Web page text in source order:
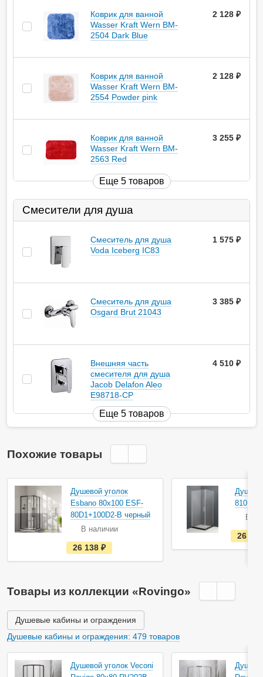
Коврик для ванной
Wasser Kraft Wern BM-
2504 Dark Blue
2 128
Коврик для ванной
Wasser Kraft Wern BM-
2554 Powder pink
2 128
Коврик для ванной
Wasser Kraft Wern BM-
2563 Red
3 255
Еще 5 товаров
Смесители для душа
Смеситель для душа
Voda Iceberg IC83
1 575
Смеситель для душа
Osgard Brut 21043
3 385
Внешняя часть
смесителя для душа
Jacob Delafon Aleo
E98718-CP
4 510
Еще 5 товаров
Похожие товары
Душевой уголок
Esbano 80х100 ESF-
80D1+100D2-B черный
В наличии
е
с
т
а
и
ч
и
и
26 138
8106
В
26
Товары из коллекции «Rovingo»
Душевые кабины и ограждения
Душевые кабины и ограждения: 479 товаров
Душевой уголок Veconi